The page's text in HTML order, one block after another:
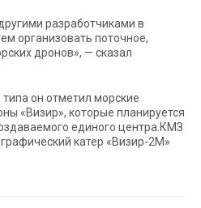
разработчиками в
организовать поточное,
дронов», — сказал
он отметил морские
«Визир», которые планируется
единого центра.КМЗ
катер «Визир-2М»